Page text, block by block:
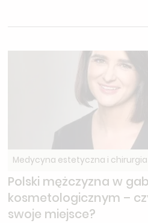
Medycyna estetyczna i
Polski mężczyzna w
kosmetologicznym –
swoje miejsce?